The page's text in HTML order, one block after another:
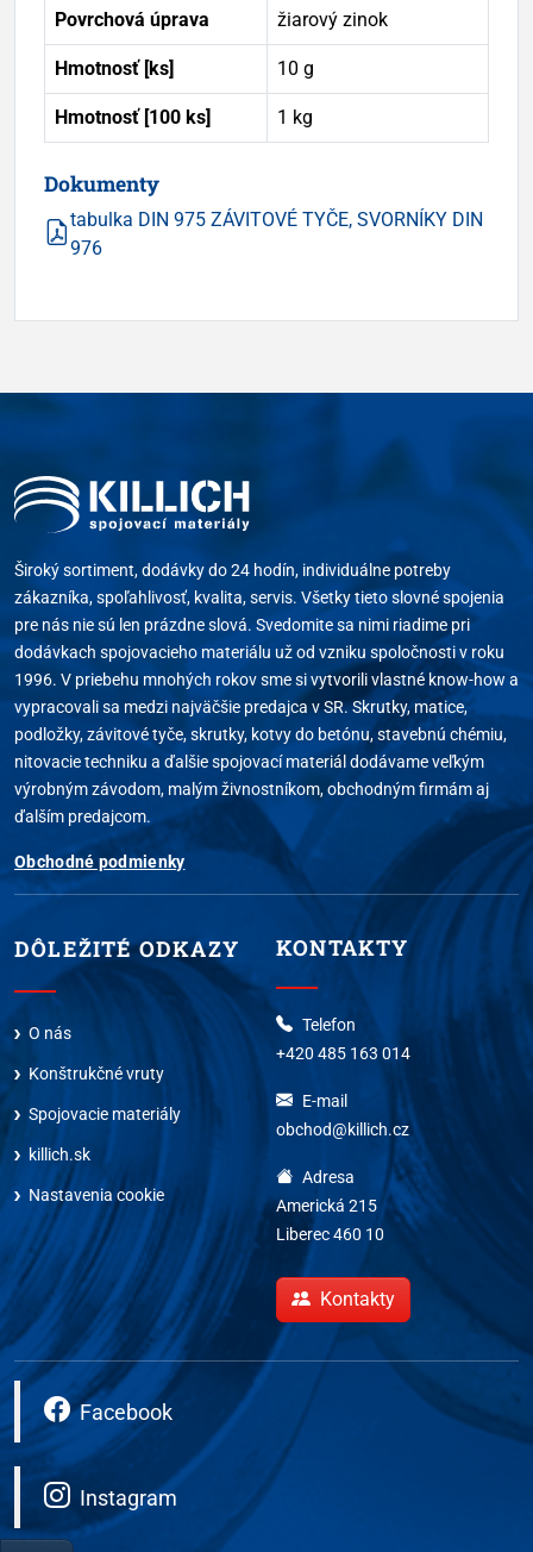
Povrchová úprava žiarový zinok
Hmotnosť [ks] 10 g
Hmotnosť [100 ks] 1 kg
Dokumenty
tabulka DIN 975 ZÁVITOVÉ TYČE, SVORNÍKY DIN
976
Široký sortiment, dodávky do 24 hodín, individuálne potreby
zákazníka, spoľahlivosť, kvalita, servis. Všetky tieto slovné spojenia
pre nás nie sú len prázdne slová. Svedomite sa nimi riadime pri
dodávkach spojovacieho materiálu už od vzniku spoločnosti v roku
1996. V priebehu mnohých rokov sme si vytvorili vlastné know-how a
vypracovali sa medzi najväčšie predajca v SR. Skrutky, matice,
podložky, závitové tyče, skrutky, kotvy do betónu, stavebnú chémiu,
nitovacie techniku a ďalšie spojovací materiál dodávame veľkým
výrobným závodom, malým živnostníkom, obchodným firmám aj
ďalším predajcom.
Obchodné podmienky
DÔLEŽITÉ ODKAZY
O nás
Konštrukčné vruty
Spojovacie materiály
killich.sk
Nastavenia cookie
KONTAKTY
Telefon
+420 485 163 014
E-mail
obchod@killich.cz
Adresa
Americká 215
Liberec 460 10
Kontakty
Facebook
Instagram